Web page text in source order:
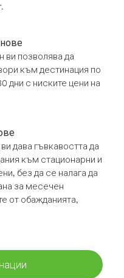
ви позволява да
към дестинация по
дни с ниските цени на
дава гъвкавостта да
към стационарни и
без да се налага да
за месечен
от обажданията,